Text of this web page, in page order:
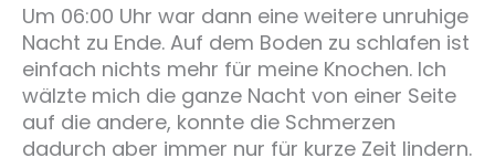
Um 06:00 Uhr war dann eine weitere unruhige
Nacht zu Ende. Auf dem Boden zu schlafen ist
einfach nichts mehr für meine Knochen. Ich
wälzte mich die ganze Nacht von einer Seite
auf die andere, konnte die Schmerzen
dadurch aber immer nur für kurze Zeit lindern.